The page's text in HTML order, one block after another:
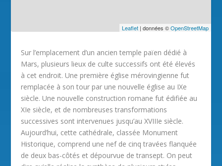
Leaflet| données ©OpenStreetMap
Sur l’emplacement d’un ancien temple païen dédié à
Mars, plusieurs lieux de culte successifs ont été élevés
à cet endroit. Une première église mérovingienne fut
remplacée à son tour par une nouvelle église au IXe
siècle. Une nouvelle construction romane fut édifiée au
XIe siècle, et de nombreuses transformations
successives sont intervenues jusqu’au XVIIIe siècle.
Aujourd’hui, cette cathédrale, classée Monument
Historique, comprend une nef de cinq travées flanquée
de deux bas-côtés et dépourvue de transept. On peut